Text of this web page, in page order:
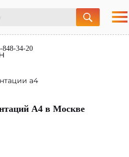
848-34-20
а4
А4 в Москве